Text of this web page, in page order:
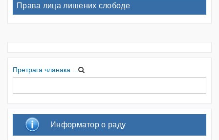
Права лица лишених слободе
Претрага чланака ...
Информатор о раду